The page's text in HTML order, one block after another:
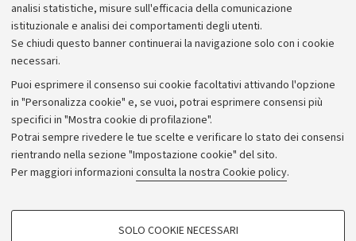
analisi statistiche, misure sull'efficacia della comunicazione
istituzionale e analisi dei comportamenti degli utenti.
Se chiudi questo banner continuerai la navigazione solo con i cookie
necessari.
Puoi esprimere il consenso sui cookie facoltativi attivando l'opzione
in "Personalizza cookie" e, se vuoi, potrai esprimere consensi più
specifici in "Mostra cookie di profilazione".
Potrai sempre rivedere le tue scelte e verificare lo stato dei consensi
rientrando nella sezione "Impostazione cookie" del sito.
Per maggiori informazioni consulta la nostra Cookie policy.
COOKIE DI PROFILAZIONE - FACOLTATIVI
SOLO COOKIE NECESSARI
Archivio
Comunicati stampa
Redazione
Rassegna stampa